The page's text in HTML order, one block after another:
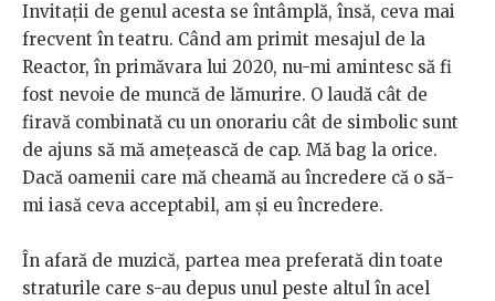
Invitații de genul acesta se întâmplă, însă, ceva mai
frecvent în teatru. Când am primit mesajul de la
Reactor, în primăvara lui 2020, nu-mi amintesc să fi
fost nevoie de muncă de lămurire. O laudă cât de
firavă combinată cu un onorariu cât de simbolic sunt
de ajuns să mă amețească de cap. Mă bag la orice.
Dacă oamenii care mă cheamă au încredere că o să-
mi iasă ceva acceptabil, am și eu încredere.
În afară de muzică, partea mea preferată din toate
straturile care s-au depus unul peste altul în acel